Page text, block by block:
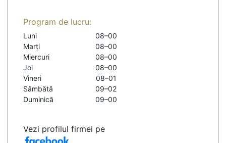
Program de lucru:
Luni
08–00
Marți
08–00
Miercuri
08–00
Joi
08–00
Vineri
08–01
Sâmbătă
09–02
Duminică
09–00
Vezi profilul firmei pe